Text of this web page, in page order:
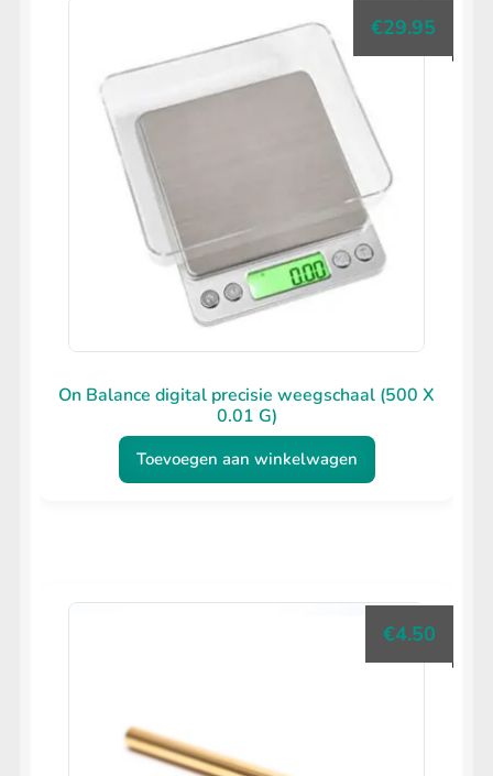
On Balance digital precisie weegschaal (500 X
0.01 G)
€29.95
Toevoegen aan winkelwagen
€4.50